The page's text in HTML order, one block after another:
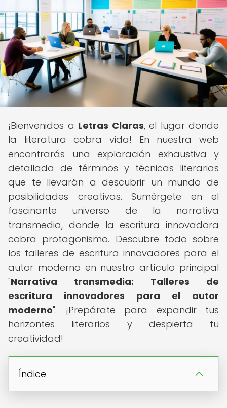
¡Bienvenidos a Letras Claras, el lugar donde
la literatura cobra vida! En nuestra web
encontrarás una exploración exhaustiva y
detallada de términos y técnicas literarias
que te llevarán a descubrir un mundo de
posibilidades creativas. Sumérgete en el
fascinante universo de la narrativa
transmedia, donde la escritura innovadora
cobra protagonismo. Descubre todo sobre
los talleres de escritura innovadores para el
autor moderno en nuestro artículo principal
"Narrativa transmedia: Talleres de
escritura innovadores para el autor
moderno". ¡Prepárate para expandir tus
horizontes literarios y despierta tu
creatividad!
Índice